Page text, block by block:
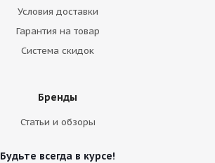
Условия доставки
Гарантия на товар
Система скидок
Бренды
Статьи и обзоры
Будьте всегда в курсе!